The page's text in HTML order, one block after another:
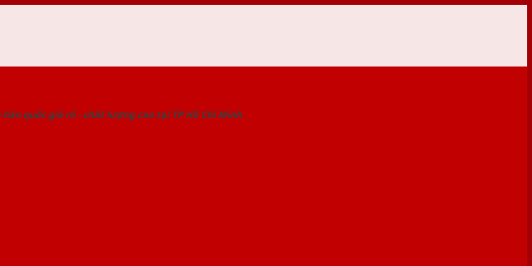
quốc giá rẻ - chất lượng cao tại TP Hồ Chí Minh